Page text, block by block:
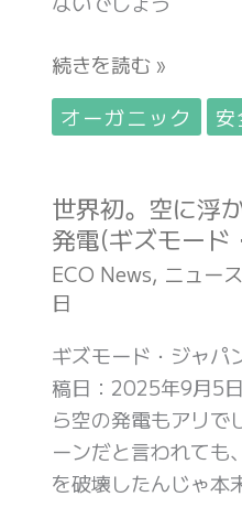
成
事
例
も
ー
シ
ャ
ル・
ノ
ベ
ー
シ
ョ
が
リ
マ
ア
リ
を
使
わ
く
な
っ
た
理
が
ル
カ
リ」
や
め
た
理
3
つ。
梱
包
資
続きを読む »
オーガニック
世界初。空に浮
発電(ギズモード
ECO News, ニュー
日
ギズモード・ジャ
稿日：2025年9月5
ら空の発電もアリで
ーンだと言われても
を破壊したんじゃ本
世
界
初。
空
浮
か
ぶ
飛
行